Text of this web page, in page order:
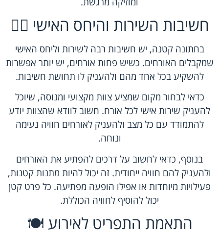
חשיבות השירות והיחס האישי 💁‍♂️
בחתונה קטנה, יש חשיבות רבה לשירות וליחס האישי
שמקבלים האורחים. כשיש פחות אורחים, יש יותר אפשרות
להשקיע בכל אחד מהם ולהעניק לו תחושת חשיבות.
כדאי לבחור מקום שמציע צוות מקצועי ומנוסה, שיוכל
להעניק שירות אישי לכל אורח. חשוב לוודא שהצוות יודע
להתמודד עם כל מצב ולהעניק לאורחים חוויה נעימה
ונוחה.
בנוסף, כדאי לחשוב על דרכים להפתיע את האורחים
ולהעניק להם חוויה ייחודית. זה יכול להיות מתנות קטנות,
פעילויות מיוחדות או אפילו הופעה מפתיעה. כל פרט קטן
יכול להוסיף לחוויה הכוללת.
התאמת התפריט לאירוע 🍽️